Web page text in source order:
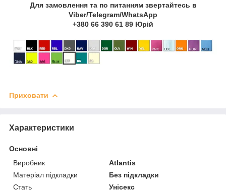
Для замовлення та по питанням звертайтесь в
Viber/Telegram/WhatsApp
+380 66 390 61 89 Юрій
Приховати
Характеристики
Основні
Виробник
Atlantis
Матеріал підкладки
Без підкладки
Стать
Унісекс